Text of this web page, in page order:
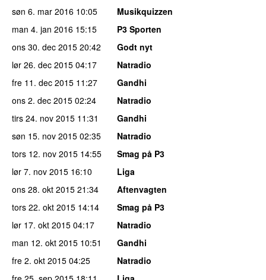
søn 6. mar 2016 10:05
Musikquizzen
man 4. jan 2016 15:15
P3 Sporten
ons 30. dec 2015 20:42
Godt nyt
lør 26. dec 2015 04:17
Natradio
fre 11. dec 2015 11:27
Gandhi
ons 2. dec 2015 02:24
Natradio
tirs 24. nov 2015 11:31
Gandhi
søn 15. nov 2015 02:35
Natradio
tors 12. nov 2015 14:55
Smag på P3
lør 7. nov 2015 16:10
Liga
ons 28. okt 2015 21:34
Aftenvagten
tors 22. okt 2015 14:14
Smag på P3
lør 17. okt 2015 04:17
Natradio
man 12. okt 2015 10:51
Gandhi
fre 2. okt 2015 04:25
Natradio